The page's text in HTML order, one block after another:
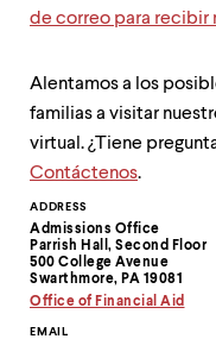
exit
Contact
Information
ADDRESS
Admissions Office
Parrish Hall, Second Floor
500 College Avenue
Swarthmore, PA 19081
Office of Financial Aid
EMAIL
de correo para recibir
Alentamos a los
familias a visitar
virtual. ¿Tiene
Contáctenos.